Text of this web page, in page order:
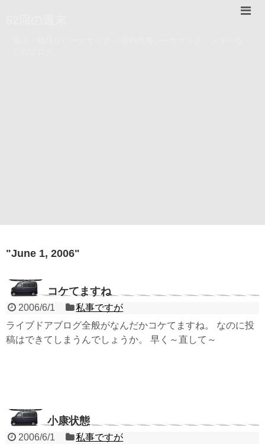
"June 1, 2006"
コケてますね
2006/6/1
私事ですが
ライブドアブログ全般がなんだかコケてますね。 なのに投
稿はできてしまうんでしょうか。 早く～直して～
小康状態
2006/6/1
私事ですが